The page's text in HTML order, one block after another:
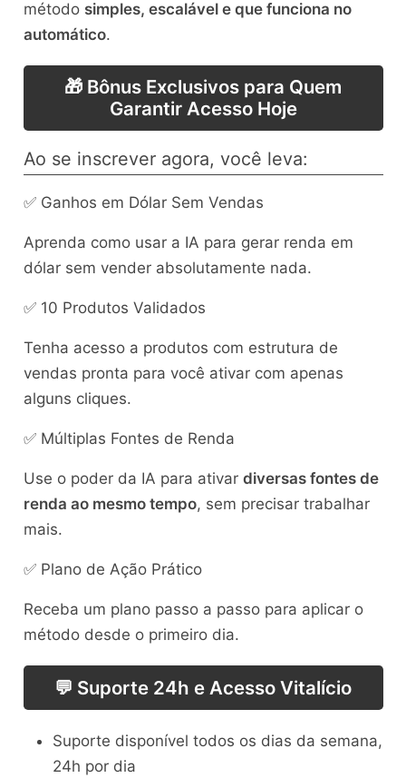
método simples, escalável e que funciona no
automático.
🎁 Bônus Exclusivos para Quem
Garantir Acesso Hoje
Ao se inscrever agora, você leva:
✅ Ganhos em Dólar Sem Vendas
Aprenda como usar a IA para gerar renda em
dólar sem vender absolutamente nada.
✅ 10 Produtos Validados
Tenha acesso a produtos com estrutura de
vendas pronta para você ativar com apenas
alguns cliques.
✅ Múltiplas Fontes de Renda
Use o poder da IA para ativar diversas fontes de
renda ao mesmo tempo, sem precisar trabalhar
mais.
✅ Plano de Ação Prático
Receba um plano passo a passo para aplicar o
método desde o primeiro dia.
💬 Suporte 24h e Acesso Vitalício
Suporte disponível todos os dias da semana,
24h por dia